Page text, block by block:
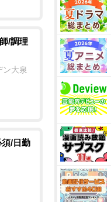
/調理
ン大泉
須/日勤